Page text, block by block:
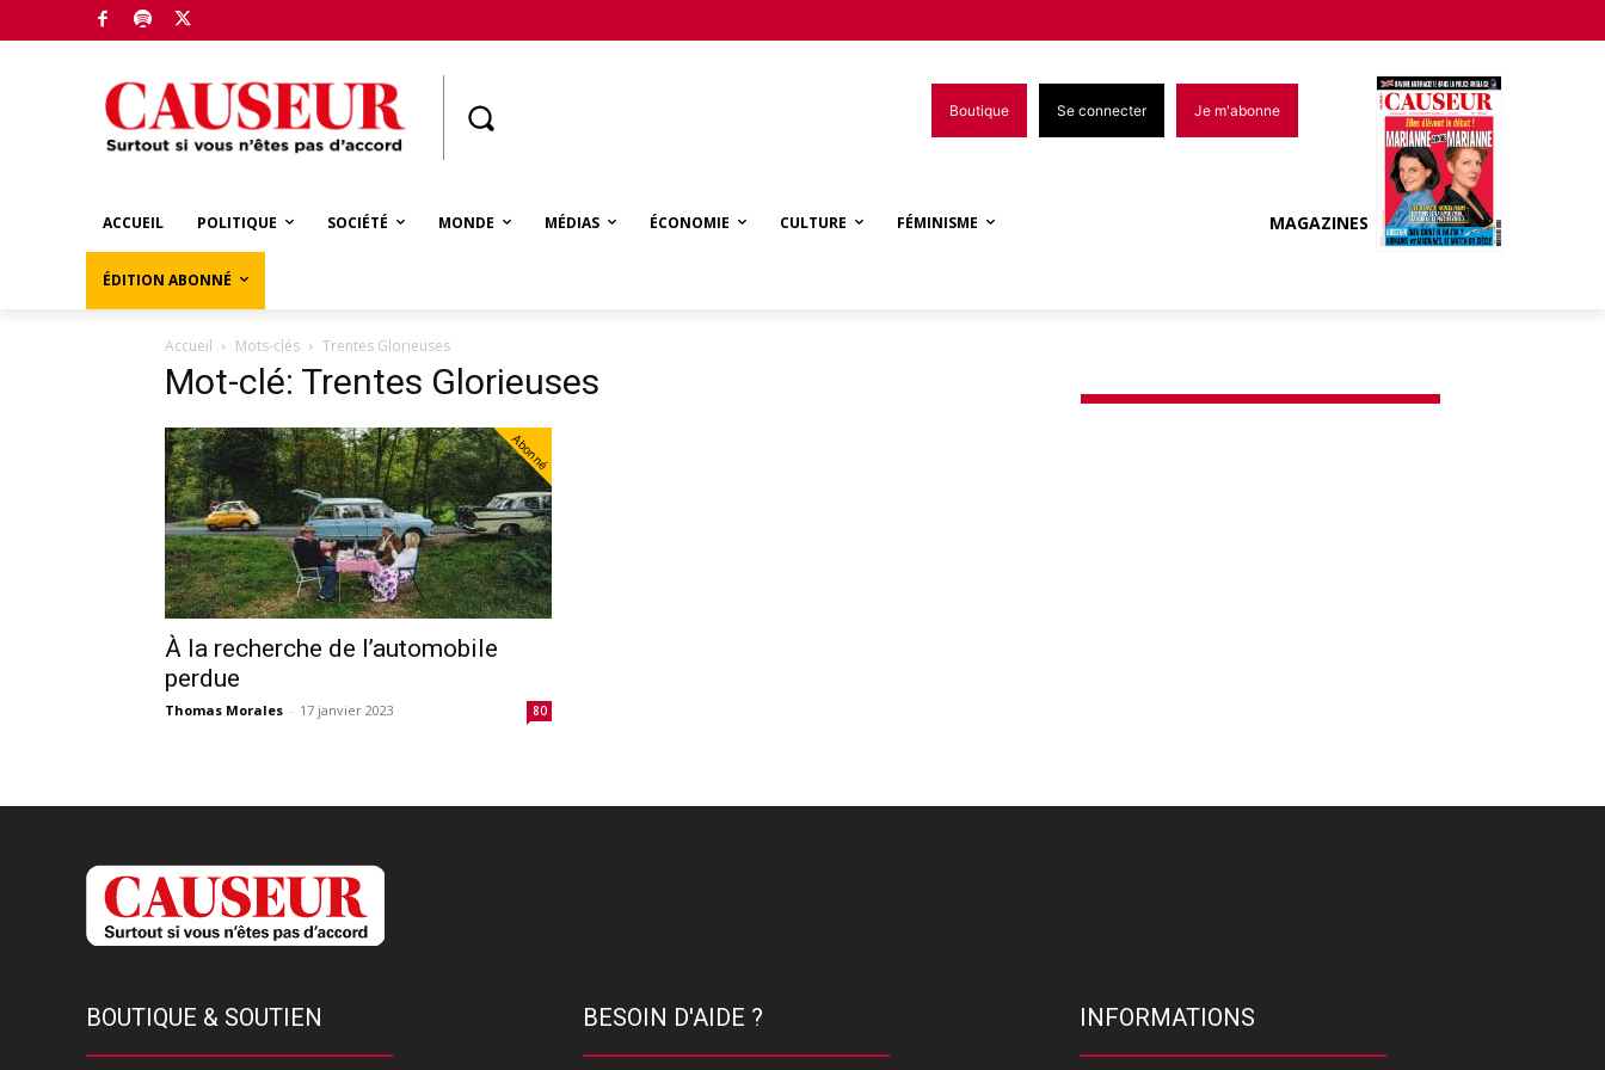
Boutique Se connecter Je m'abonne
ACCUEIL POLITIQUE SOCIÉTÉ MONDE MÉDIAS ÉCONOMIE CULTURE FÉMINISME
ÉDITION ABONNÉ
MAGAZINES
Accueil Mots-clés Trentes Glorieuses
Mot-clé: Trentes Glorieuses
Abonné
À la recherche de l’automobile
perdue
Thomas Morales - 17 janvier 2023 80
BOUTIQUE & SOUTIEN BESOIN D'AIDE ? INFORMATIONS